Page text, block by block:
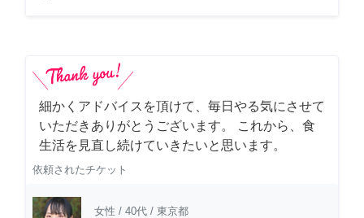
細かくアドバイスを頂けて、毎日やる気にさせて
いただきありがとうございます。 これから、食
生活を見直し続けていきたいと思います。
依頼されたチケット
女性 / 40代 / 東京都